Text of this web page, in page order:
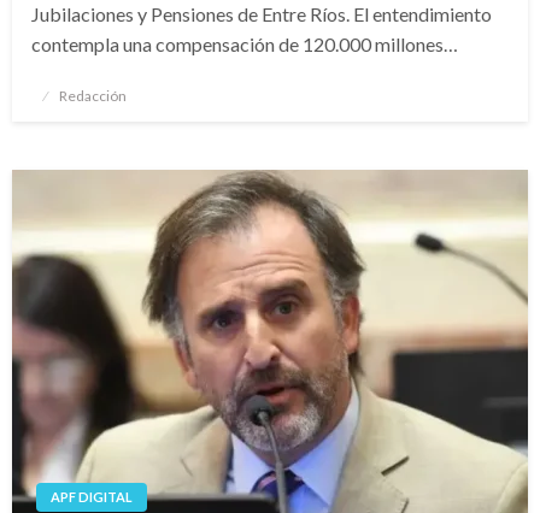
Jubilaciones y Pensiones de Entre Ríos. El entendimiento
contempla una compensación de 120.000 millones…
Publicado
Redacción
APF DIGITAL